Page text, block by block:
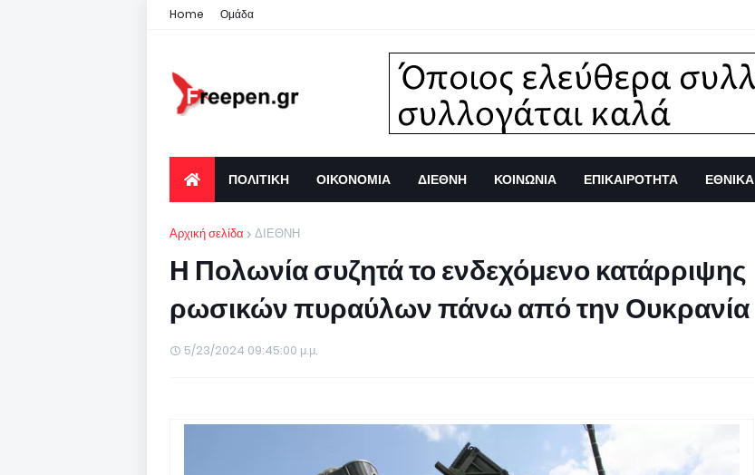
Home Ομάδα
ΠΟΛΙΤΙΚΗ ΟΙΚΟΝΟΜΙΑ ΔΙΕΘΝΗ ΚΟΙΝΩΝΙΑ ΕΠΙΚΑΙΡΟΤΗΤΑ ΕΘΝΙΚΑ
Αρχική σελίδα ΔΙΕΘΝΗ
Η Πολωνία συζητά το ενδεχόμενο κατάρριψης
ρωσικών πυραύλων πάνω από την Ουκρανία
5/23/2024 09:45:00 μ.μ.